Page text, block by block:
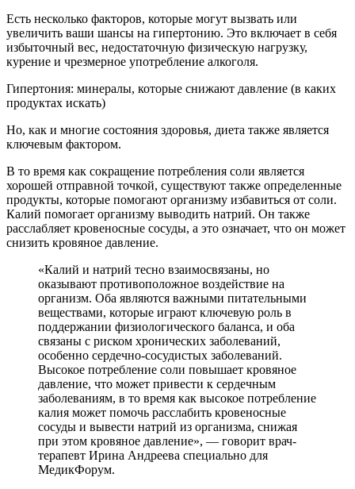
Есть несколько факторов, которые могут вызвать или
увеличить ваши шансы на гипертонию. Это включает в себя
избыточный вес, недостаточную физическую нагрузку,
курение и чрезмерное употребление алкоголя.
Гипертония: минералы, которые снижают давление (в каких
продуктах искать)
Но, как и многие состояния здоровья, диета также является
ключевым фактором.
В то время как сокращение потребления соли является
хорошей отправной точкой, существуют также определенные
продукты, которые помогают организму избавиться от соли.
Калий помогает организму выводить натрий. Он также
расслабляет кровеносные сосуды, а это означает, что он может
снизить кровяное давление.
«Калий и натрий тесно взаимосвязаны, но
оказывают противоположное воздействие на
организм. Оба являются важными питательными
веществами, которые играют ключевую роль в
поддержании физиологического баланса, и оба
связаны с риском хронических заболеваний,
особенно сердечно-сосудистых заболеваний.
Высокое потребление соли повышает кровяное
давление, что может привести к сердечным
заболеваниям, в то время как высокое потребление
калия может помочь расслабить кровеносные
сосуды и вывести натрий из организма, снижая
при этом кровяное давление», — говорит врач-
терапевт Ирина Андреева специально для
МедикФорум.